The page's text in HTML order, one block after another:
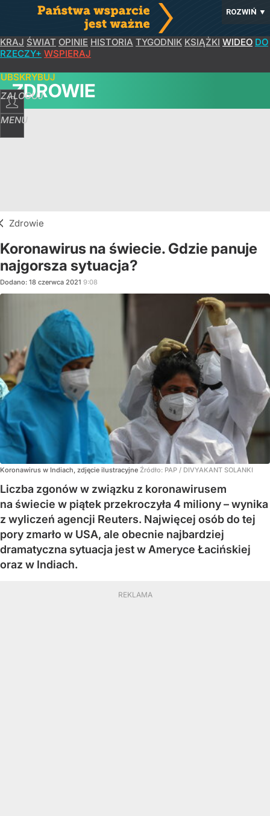
ROZWIŃ ▼
KRAJ ŚWIAT OPINIE HISTORIA TYGODNIK KSIĄŻKI WIDEO DO
RZECZY+ WSPIERAJ
ZALOGUJ
MENU
ZDROWIE
Zdrowie
Koronawirus na świecie. Gdzie panuje
najgorsza sytuacja?
Dodano: 18 czerwca 2021 9:08
Koronawirus w Indiach, zdjęcie ilustracyjne Źródło: PAP / DIVYAKANT SOLANKI
Liczba zgonów w związku z koronawirusem
na świecie w piątek przekroczyła 4 miliony – wynika
z wyliczeń agencji Reuters. Najwięcej osób do tej
pory zmarło w USA, ale obecnie najbardziej
dramatyczna sytuacja jest w Ameryce Łacińskiej
oraz w Indiach.